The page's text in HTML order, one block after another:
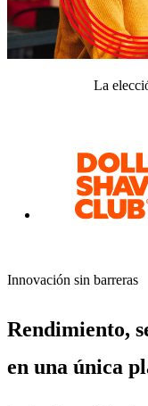
La
Innovación sin barreras
Rendimiento,
en una única